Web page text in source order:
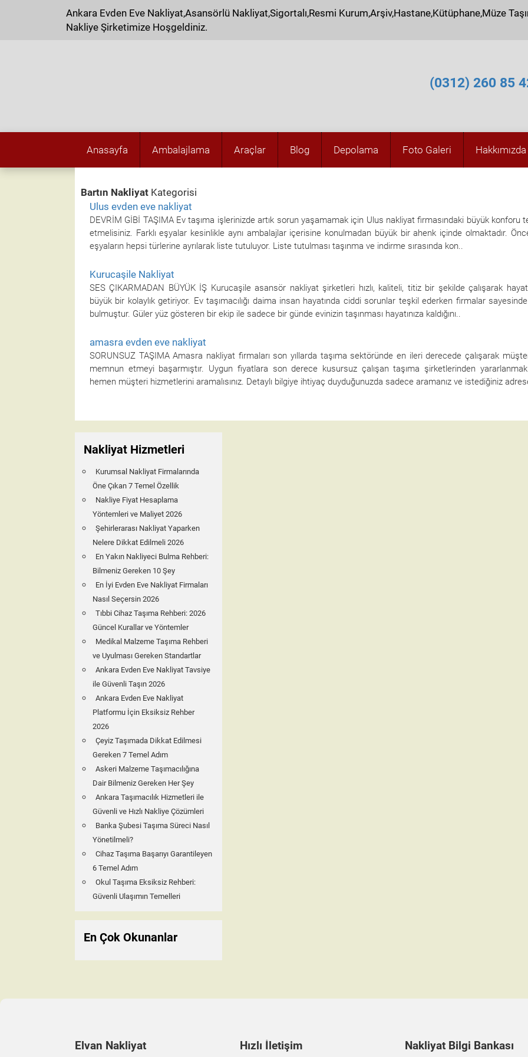
Ankara Evden Eve Nakliyat,Asansörlü Nakliyat,Sigortalı,Resmi Kurum,Arşiv,Hastane,Kütüphane,Müze
Nakliye Şirketimize Hoşgeldiniz.
(0312) 260 85
Anasayfa Ambalajlama Araçlar Blog Depolama Foto Galeri Hakkımızda
Bartın Nakliyat Kategorisi
Ulus evden eve nakliyat
DEVRİM GİBİ TAŞIMA Ev taşıma işlerinizde artık sorun yaşamamak için Ulus nakliyat firmasındaki büyük konforu
etmelisiniz. Farklı eşyalar kesinlikle aynı ambalajlar içerisine konulmadan büyük bir ahenk içinde olmaktadır.
eşyaların hepsi türlerine ayrılarak liste tutuluyor. Liste tutulması taşınma ve indirme sırasında kon..
Kurucaşile Nakliyat
SES ÇIKARMADAN BÜYÜK İŞ Kurucaşile asansör nakliyat şirketleri hızlı, kaliteli, titiz bir şekilde çalışarak
büyük bir kolaylık getiriyor. Ev taşımacılığı daima insan hayatında ciddi sorunlar teşkil ederken firmalar
bulmuştur. Güler yüz gösteren bir ekip ile sadece bir günde evinizin taşınması hayatınıza kaldığını..
amasra evden eve nakliyat
SORUNSUZ TAŞIMA Amasra nakliyat firmaları son yıllarda taşıma sektöründe en ileri derecede çalışarak
memnun etmeyi başarmıştır. Uygun fiyatlara son derece kusursuz çalışan taşıma şirketlerinden
hemen müşteri hizmetlerini aramalısınız. Detaylı bilgiye ihtiyaç duyduğunuzda sadece aramanız ve istediğiniz
Nakliyat Hizmetleri
Kurumsal Nakliyat Firmalarında
Öne Çıkan 7 Temel Özellik
Nakliye Fiyat Hesaplama
Yöntemleri ve Maliyet 2026
Şehirlerarası Nakliyat Yaparken
Nelere Dikkat Edilmeli 2026
En Yakın Nakliyeci Bulma Rehberi:
Bilmeniz Gereken 10 Şey
En İyi Evden Eve Nakliyat Firmaları
Nasıl Seçersin 2026
Tıbbi Cihaz Taşıma Rehberi: 2026
Güncel Kurallar ve Yöntemler
Medikal Malzeme Taşıma Rehberi
ve Uyulması Gereken Standartlar
Ankara Evden Eve Nakliyat Tavsiye
ile Güvenli Taşın 2026
Ankara Evden Eve Nakliyat
Platformu İçin Eksiksiz Rehber
2026
Çeyiz Taşımada Dikkat Edilmesi
Gereken 7 Temel Adım
Askeri Malzeme Taşımacılığına
Dair Bilmeniz Gereken Her Şey
Ankara Taşımacılık Hizmetleri ile
Güvenli ve Hızlı Nakliye Çözümleri
Banka Şubesi Taşıma Süreci Nasıl
Yönetilmeli?
Cihaz Taşıma Başarıyı Garantileyen
6 Temel Adım
Okul Taşıma Eksiksiz Rehberi:
Güvenli Ulaşımın Temelleri
En Çok Okunanlar
Elvan Nakliyat Hızlı İletişim Nakliyat Bilgi Bankası